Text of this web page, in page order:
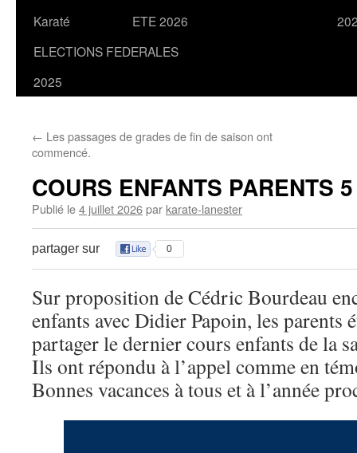
Karaté
ETE 2026
ELECTIONS FEDERALES
2025
← Les passages de grades de fin de saison ont
commencé.
COURS ENFANTS PARENTS
Publié le4 juillet 2026par karate-lanester
partager sur 0
Sur proposition de Cédric Bourdeau
enfants avec Didier Papoin, les parents
partager le dernier cours enfants de la
Ils ont répondu à l’appel comme en
Bonnes vacances à tous et à l’année